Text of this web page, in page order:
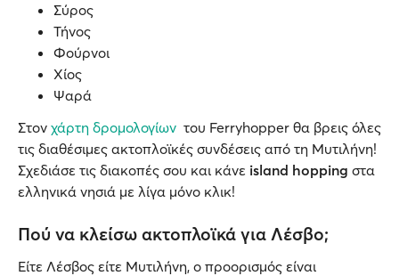
Σύρος
Τήνος
Φούρνοι
Χίος
Ψαρά
Στον χάρτη δρομολογίων του Ferryhopper θα βρεις όλες
τις διαθέσιμες ακτοπλοϊκές συνδέσεις από τη Μυτιλήνη!
Σχεδιάσε τις διακοπές σου και κάνε island hopping στα
ελληνικά νησιά με λίγα μόνο κλικ!
Πού να κλείσω ακτοπλοϊκά για Λέσβο;
Είτε Λέσβος είτε Μυτιλήνη, ο προορισμός είναι